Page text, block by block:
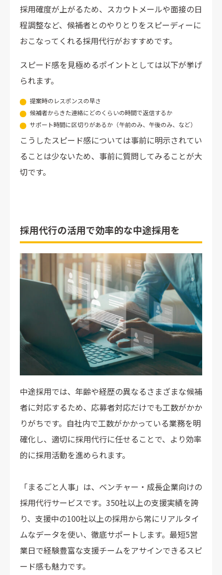
採用確度が上がるため、スカウトメールや面接の日
程調整など、候補者とのやりとりをスピーディーに
おこなってくれる採用代行がおすすめです。
スピード感を見極めるポイントとしては以下が挙げ
られます。
提案時のレスポンスの早さ
候補者からきた連絡にどのくらいの時間で返信するか
サポート時間に区切りがあるか（午前のみ、午後のみ、など）
こうしたスピード感については事前に明示されてい
ることは少ないため、事前に質問してみることが大
切です。
採用代行の活用で効率的な中途採用を
中途採用では、年齢や経歴の異なるさまざまな候補
者に対応するため、応募者対応だけでも工数がかか
りがちです。自社内で工数がかかっている業務を明
確化し、適切に採用代行に任せることで、より効率
的に採用活動を進められます。
「まるごと人事」は、ベンチャー・成長企業向けの
採用代行サービスです。350社以上の支援実績を誇
り、支援中の100社以上の採用から常にリアルタイ
ムなデータを使い、徹底サポートします。最短5営
業日で経験豊富な支援チームをアサインできるスピ
ード感も魅力です。